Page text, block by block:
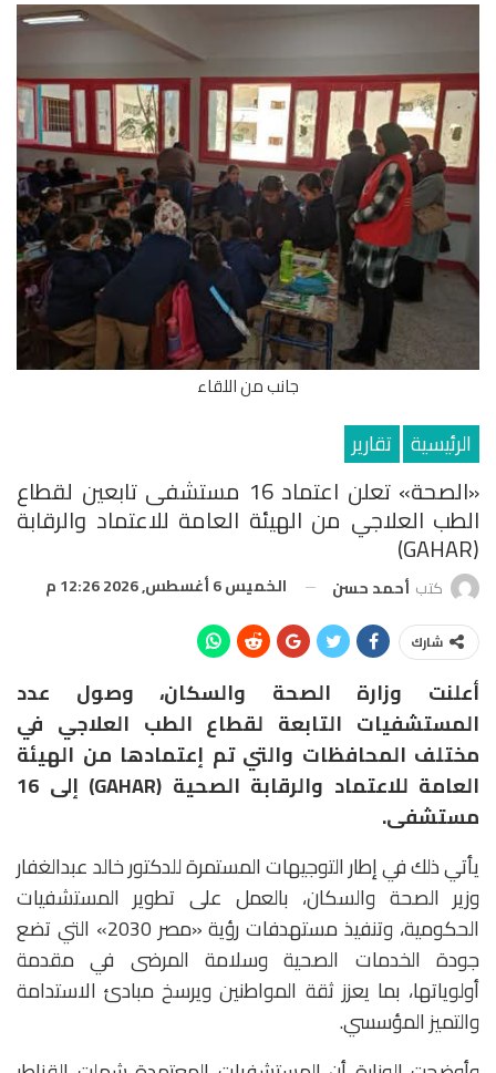
جانب من اللقاء
الرئيسية تقارير
«الصحة» تعلن اعتماد 16 مستشفى تابعين لقطاع
الطب العلاجي من الهيئة العامة للاعتماد والرقابة
(GAHAR)
كتب أحمد حسن الخميس 6 أغسطس, 2026 12:26 م
شارك
أعلنت وزارة الصحة والسكان، وصول عدد
المستشفيات التابعة لقطاع الطب العلاجي في
مختلف المحافظات والتي تم إعتمادها من الهيئة
العامة للاعتماد والرقابة الصحية (GAHAR) إلى 16
مستشفى.
يأتي ذلك في إطار التوجيهات المستمرة للدكتور خالد عبدالغفار
وزير الصحة والسكان، بالعمل على تطوير المستشفيات
الحكومية، وتنفيذ مستهدفات رؤية «مصر 2030» التي تضع
جودة الخدمات الصحية وسلامة المرضى في مقدمة
أولوياتها، بما يعزز ثقة المواطنين ويرسخ مبادئ الاستدامة
والتميز المؤسسي.